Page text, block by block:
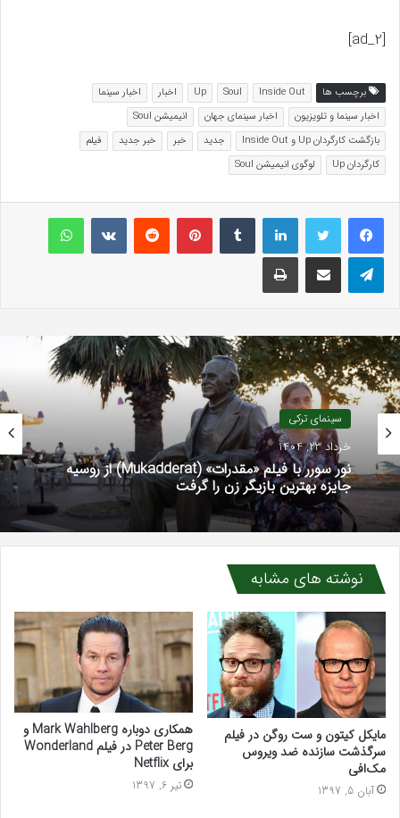
[ad_2]
برچسب ها Inside Out
Soul
Up اخبار
اخبار سینما
اخبار سینما و تلویزیون
اخبار سینمای جهان
انیمیشن Soul
بازگشت کارگردان Up و Inside Out
جدید خبر خبر جدید
فیلم
کارگردان Up
لوگوی انیمیشن Soul
لینکداینتامبلر پینتریستReddit
VKontakteواتس آپ
تلگرام اشتراک گذاری با ایمیل چاپ
سینمای ترکی
خرداد 23, 1404
نور سورر با فیلم «مقدرات» (Mukadderat) از روسیه
جایزه بهترین بازیگر زن را گرفت
نوشته های مشابه
مایکل کیتون و ست روگن در فیلم
سرگذشت سازنده ضد ویروس
مک‌افی
آبان 5, 1397
همکاری دوباره Mark Wahlberg و
Peter Berg در فیلم Wonderland
برای Netflix
تیر 6, 1397